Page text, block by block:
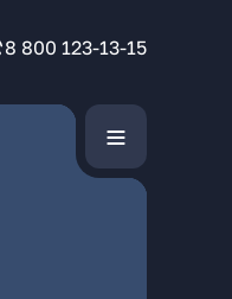
8 800 123-13-15